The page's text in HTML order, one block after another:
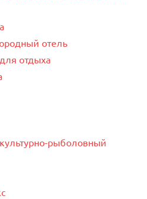
отель
отдыха
рыболовный